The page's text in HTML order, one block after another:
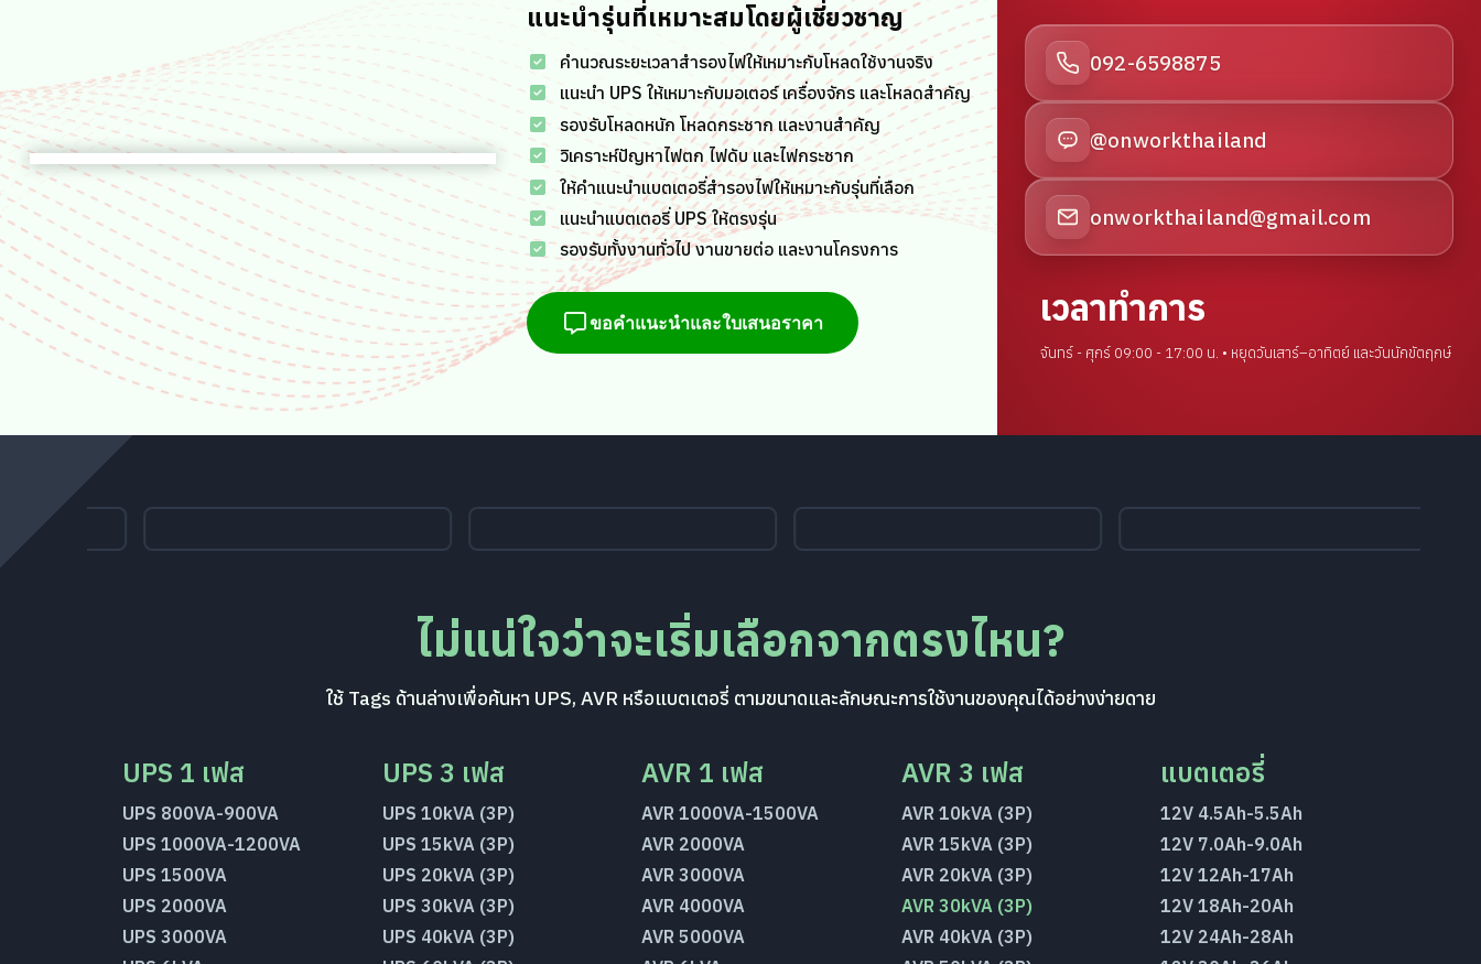
แนะนำรุ่นที่เหมาะสมโดยผู้เชี่ยวชาญ
คำนวณระยะเวลาสำรองไฟให้เหมาะกับโหลดใช้งานจริง
แนะนำ UPS ให้เหมาะกับมอเตอร์ เครื่องจักร และโหลดสำคัญ
รองรับโหลดหนัก โหลดกระชาก และงานสำคัญ
วิเคราะห์ปัญหาไฟตก ไฟดับ และไฟกระชาก
ให้คำแนะนำแบตเตอรี่สำรองไฟให้เหมาะกับรุ่นที่เลือก
แนะนำแบตเตอรี่ UPS ให้ตรงรุ่น
รองรับทั้งงานทั่วไป งานขายต่อ และงานโครงการ
ขอคำแนะนำและใบเสนอราคา
092-6598875
@onworkthailand
onworkthailand@gmail.com
เวลาทำการ
จันทร์ - ศุกร์ 09:00 - 17:00 น. • หยุดวันเสาร์–อาทิตย์ และวันนักขัตฤกษ์
ไม่แน่ใจว่าจะเริ่มเลือกจากตรงไหน?
ใช้ Tags ด้านล่างเพื่อค้นหา UPS, AVR หรือแบตเตอรี่ ตามขนาดและลักษณะการใช้งานของคุณได้อย่างง่ายดาย
UPS 1 เฟส
UPS 800VA-900VA
UPS 1000VA-1200VA
UPS 1500VA
UPS 2000VA
UPS 3000VA
UPS 3 เฟส
UPS 10kVA (3P)
UPS 15kVA (3P)
UPS 20kVA (3P)
UPS 30kVA (3P)
UPS 40kVA (3P)
AVR 1 เฟส
AVR 1000VA-1500VA
AVR 2000VA
AVR 3000VA
AVR 4000VA
AVR 5000VA
AVR 3 เฟส
AVR 10kVA (3P)
AVR 15kVA (3P)
AVR 20kVA (3P)
AVR 30kVA (3P)
AVR 40kVA (3P)
แบตเตอรี่
12V 4.5Ah-5.5Ah
12V 7.0Ah-9.0Ah
12V 12Ah-17Ah
12V 18Ah-20Ah
12V 24Ah-28Ah